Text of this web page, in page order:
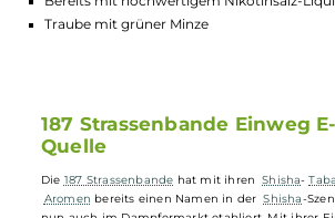
Highlights:
Kompakte und leichte Einweg-E-
Bereits mit hochwertigem
Traube mit grüner Minze